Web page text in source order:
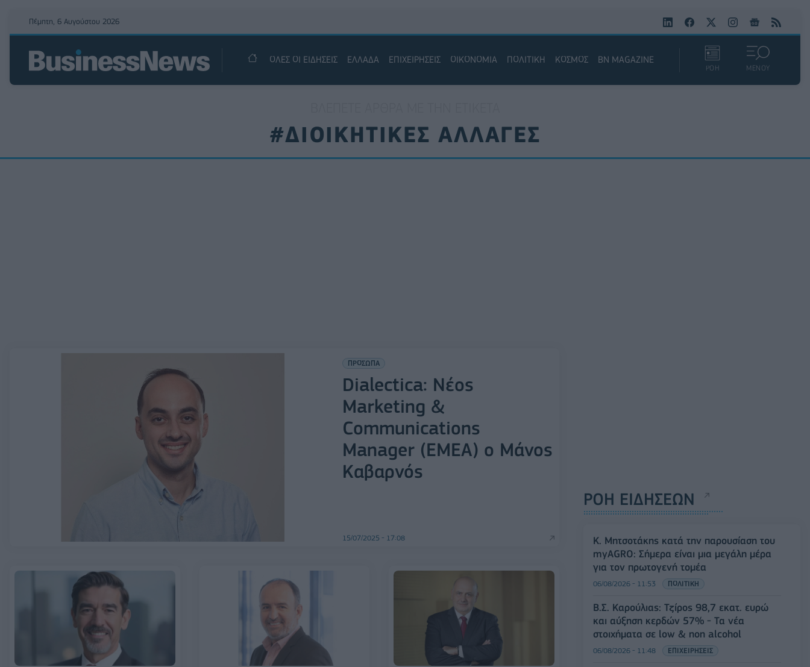
Πέμπτη, 6 Αυγούστου 2026
ΟΛΕΣ ΟΙ ΕΙΔΗΣΕΙΣ ΕΛΛΑΔΑ ΕΠΙΧΕΙΡΗΣΕΙΣ ΟΙΚΟΝΟΜΙΑ ΠΟΛΙΤΙΚΗ ΚΟΣΜΟΣ BN MAGAZINE
ΡΟΗ ΜΕΝΟΥ
#ΔΙΟΙΚΗΤΙΚΕΣ ΑΛΛΑΓΕΣ
ΠΡΟΣΩΠΑ
Dialectica: Νέος
Marketing &
Communications
Manager (EMEA) ο Μάνος
Καβαρνός
15/07/2025 - 17:08
ΡΟΗ ΕΙΔΗΣΕΩΝ
Κ. Μητσοτάκης κατά την παρουσίαση του
myAGRO: Σήμερα είναι μια μεγάλη μέρα
για τον πρωτογενή τομέα
06/08/2026 - 11:53 ΠΟΛΙΤΙΚΗ
Β.Σ. Καρούλιας: Τζίρος 98,7 εκατ. ευρώ
και αύξηση κερδών 57% - Τα νέα
στοιχήματα σε low & non alcohol
06/08/2026 - 11:48 ΕΠΙΧΕΙΡΗΣΕΙΣ